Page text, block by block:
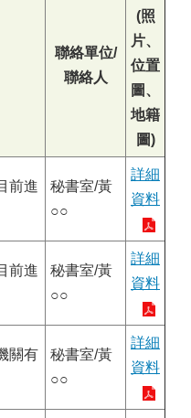
聯絡單位/
聯絡人
(照
片、
位置
圖、
地籍
圖)
前進
秘書室/黃
○○
詳細
資料
前進
秘書室/黃
○○
詳細
資料
關有
秘書室/黃
○○
詳細
資料